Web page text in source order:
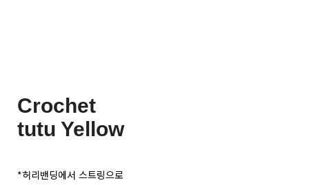
Crochet
tutu Yellow
*허리밴딩에서 스트링으로